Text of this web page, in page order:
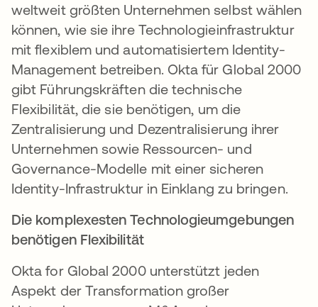
weltweit größten Unternehmen selbst wählen
können, wie sie ihre Technologieinfrastruktur
mit flexiblem und automatisiertem Identity-
Management betreiben. Okta für Global 2000
gibt Führungskräften die technische
Flexibilität, die sie benötigen, um die
Zentralisierung und Dezentralisierung ihrer
Unternehmen sowie Ressourcen- und
Governance-Modelle mit einer sicheren
Identity-Infrastruktur in Einklang zu bringen.
Die komplexesten Technologieumgebungen
benötigen Flexibilität
Okta for Global 2000 unterstützt jeden
Aspekt der Transformation großer